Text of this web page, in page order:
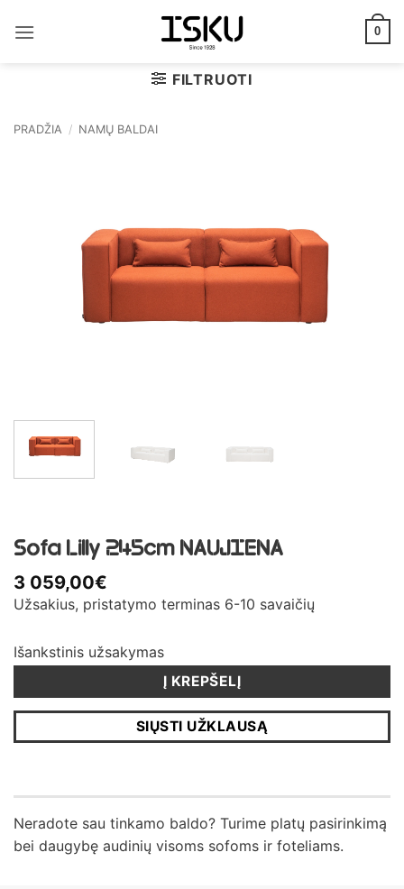
0
FILTRUOTI
PRADŽIA / NAMŲ BALDAI
Sofa Lilly 245cm NAUJIENA
3 059,00€
Užsakius, pristatymo terminas 6-10 savaičių
Išankstinis užsakymas
Į KREPŠELĮ
SIŲSTI UŽKLAUSĄ
Neradote sau tinkamo baldo? Turime platų pasirinkimą
bei daugybę audinių visoms sofoms ir foteliams.